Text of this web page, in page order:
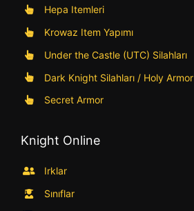
Hepa Itemleri
Krowaz Item Yapımı
Under the Castle (UTC) Silahları
Dark Knight Silahları / Holy Armor
Secret Armor
Knight Online
Irklar
Sınıflar